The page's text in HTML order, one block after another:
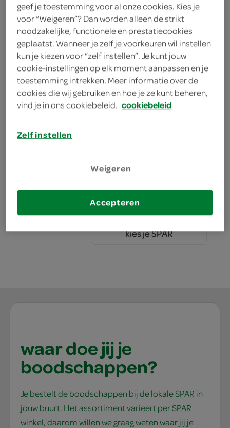
3.99 kies je SPAR
Aquafresh tandenborstel
clean control
1 Stuks
Aquafresh Tandpasta Fresh &
75 Milliliter
2.75 kies je SPAR
waar doe jij je
boodschappen?
Je bestelt de boodschappen bij de lokale SPAR in
jouw buurt. Het assortiment varieert per SPAR
winkel, daarom willen we graag weten waar jij je
geef je toestemming voor al onze cookies. Kies je
voor “Weigeren”? Dan worden alleen de strikt
noodzakelijke, functionele en prestatiecookies
geplaatst. Wanneer je zelf je voorkeuren wil instellen
kun je kiezen voor “zelf instellen”. Je kunt jouw
cookie-instellingen op elk moment aanpassen en je
toestemming intrekken. Meer informatie over de
cookies die wij gebruiken en hoe je ze kunt beheren,
vind je in ons cookiebeleid. cookiebeleid
Zelf instellen
Weigeren
Accepteren